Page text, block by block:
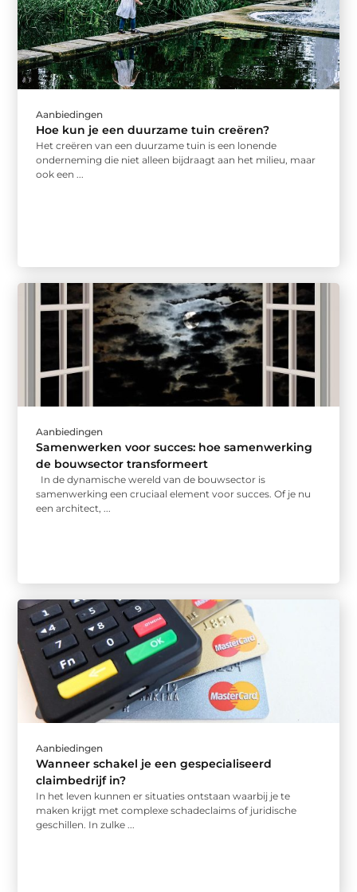
Aanbiedingen
Hoe kun je een duurzame tuin creëren?
Het creëren van een duurzame tuin is een lonende
onderneming die niet alleen bijdraagt aan het milieu, maar
ook een ...
Aanbiedingen
Samenwerken voor succes: hoe samenwerking
de bouwsector transformeert
In de dynamische wereld van de bouwsector is
samenwerking een cruciaal element voor succes. Of je nu
een architect, ...
Aanbiedingen
Wanneer schakel je een gespecialiseerd
claimbedrijf in?
In het leven kunnen er situaties ontstaan waarbij je te
maken krijgt met complexe schadeclaims of juridische
geschillen. In zulke ...